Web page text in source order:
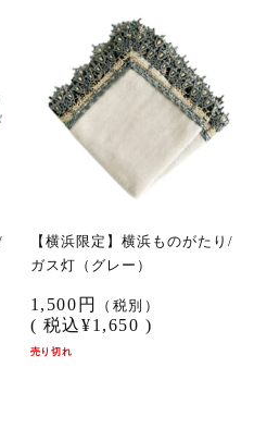
【横浜限定】横浜ものがたり/
ガス灯（グレー）
1,500円 （税別）
( 税込¥1,650 )
売り切れ